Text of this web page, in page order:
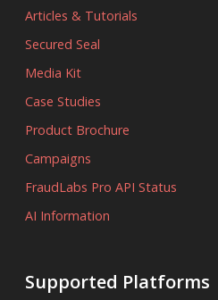
Articles & Tutorials
Secured Seal
Media Kit
Case Studies
Product Brochure
Campaigns
FraudLabs Pro API Status
AI Information
Supported Platforms